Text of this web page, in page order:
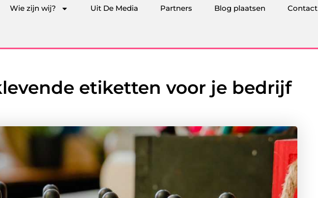
Wie zijn wij? Uit De Media Partners Blog plaatsen Contact
etiketten voor je bedrijf